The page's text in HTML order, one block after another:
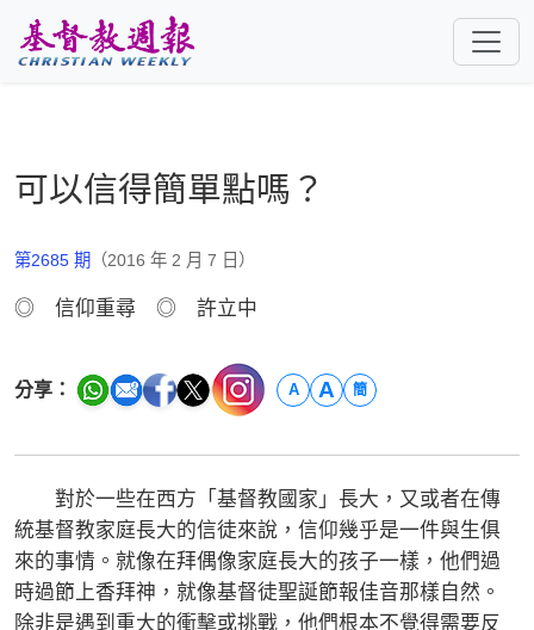
可以信得簡單點嗎？
第2685 期 （2016 年 2 月 7 日）
◎ 信仰重尋 ◎ 許立中
分享： A A 簡
對於一些在西方「基督教國家」長大，又或者在傳
統基督教家庭長大的信徒來說，信仰幾乎是一件與生俱
來的事情。就像在拜偶像家庭長大的孩子一樣，他們過
時過節上香拜神，就像基督徒聖誕節報佳音那樣自然。
除非是遇到重大的衝擊或挑戰，他們根本不覺得需要反